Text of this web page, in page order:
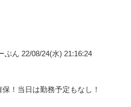
ぷん 22/08/24(水) 21:16:24
！当日は勤務予定もなし！